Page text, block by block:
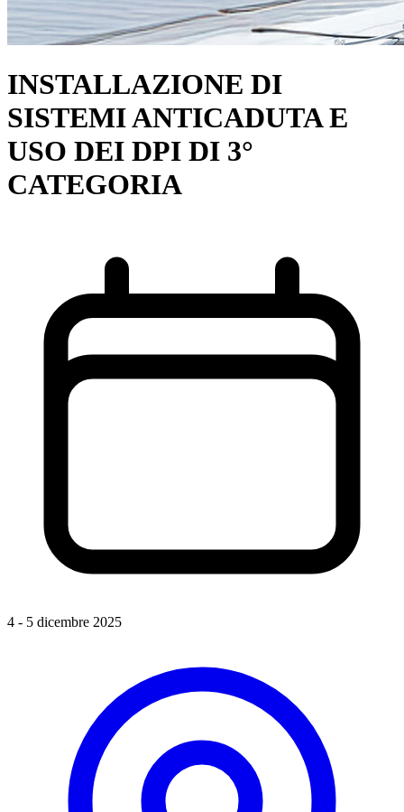
INSTALLAZIONE DI
SISTEMI ANTICADUTA E
USO DEI DPI DI 3°
CATEGORIA
4 - 5 dicembre 2025